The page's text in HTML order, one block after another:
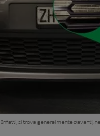
Infatti, si trova generalmente davanti,